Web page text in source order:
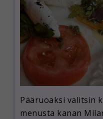
Pääruoaksi valitsin
menusta kanan